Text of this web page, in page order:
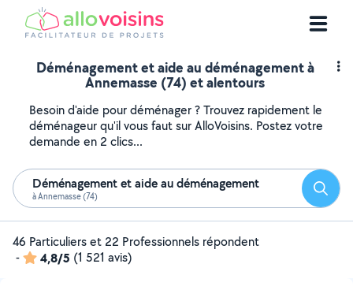
Déménagement et aide au déménagement à
Annemasse (74) et alentours
Besoin d'aide pour déménager ? Trouvez rapidement le
déménageur qu'il vous faut sur AlloVoisins. Postez votre
demande en 2 clics...
Déménagement et aide au déménagement
à Annemasse (74)
46 Particuliers et 22 Professionnels répondent
-
4,8/5 (1 521 avis)